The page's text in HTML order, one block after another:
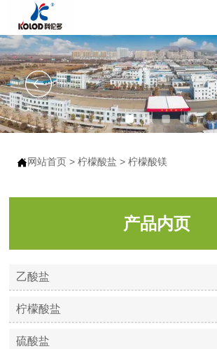
网站首页 >柠檬酸盐 >柠檬酸镁
产品内页
乙酸盐
柠檬酸盐
硫酸盐